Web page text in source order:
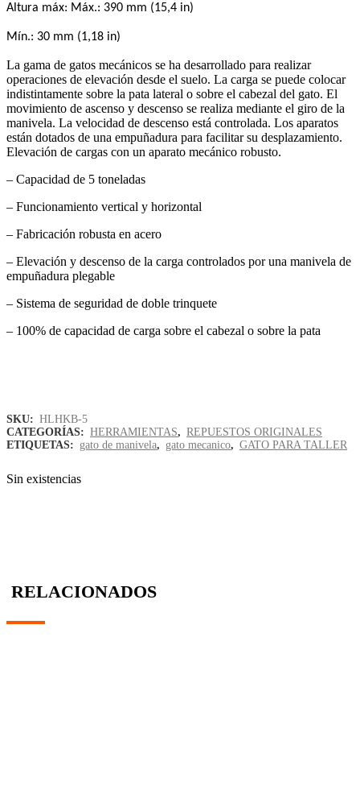
Altura máx: Máx.: 390 mm (15,4 in)
Mín.: 30 mm (1,18 in)
La gama de gatos mecánicos se ha desarrollado para realizar
operaciones de elevación desde el suelo. La carga se puede colocar
indistintamente sobre la pata lateral o sobre el cabezal del gato. El
movimiento de ascenso y descenso se realiza mediante el giro de la
manivela. La velocidad de descenso está controlada. Los aparatos
están dotados de una empuñadura para facilitar su desplazamiento.
Elevación de cargas con un aparato mecánico robusto.
– Capacidad de 5 toneladas
– Funcionamiento vertical y horizontal
– Fabricación robusta en acero
– Elevación y descenso de la carga controlados por una manivela de
empuñadura plegable
– Sistema de seguridad de doble trinquete
– 100% de capacidad de carga sobre el cabezal o sobre la pata
SKU: HLHKB-5
CATEGORÍAS: HERRAMIENTAS, REPUESTOS ORIGINALES
ETIQUETAS: gato de manivela, gato mecanico, GATO PARA TALLER
Sin existencias
RELACIONADOS